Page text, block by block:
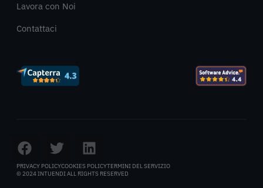
Lavora con Noi
Contattaci
PRIVACY POLICYCOOKIES POLICYTERMINI DEL SERVIZIO
© 2024 INTUENDI ALL RIGHTS RESERVED